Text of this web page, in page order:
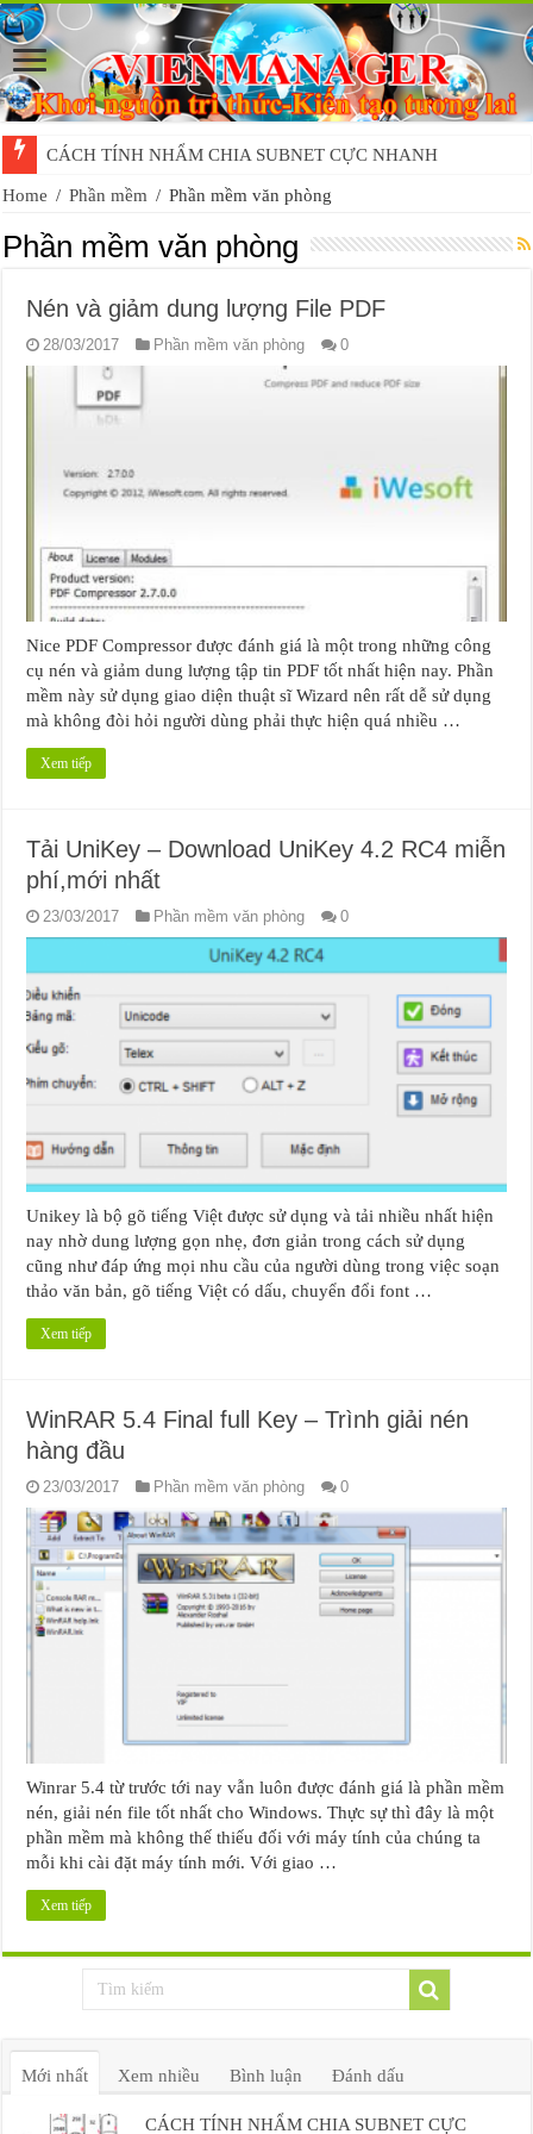
CÁCH TÍNH NHẨM CHIA SUBNET CỰC NHANH
Home / Phần mềm / Phần mềm văn phòng
Phần mềm văn phòng
Nén và giảm dung lượng File PDF
28/03/2017 Phần mềm văn phòng 0
Nice PDF Compressor được đánh giá là một trong những công
cụ nén và giảm dung lượng tập tin PDF tốt nhất hiện nay. Phần
mềm này sử dụng giao diện thuật sĩ Wizard nên rất dễ sử dụng
mà không đòi hỏi người dùng phải thực hiện quá nhiều …
Xem tiếp
Tải UniKey – Download UniKey 4.2 RC4 miễn
phí,mới nhất
23/03/2017 Phần mềm văn phòng 0
Unikey là bộ gõ tiếng Việt được sử dụng và tải nhiều nhất hiện
nay nhờ dung lượng gọn nhẹ, đơn giản trong cách sử dụng
cũng như đáp ứng mọi nhu cầu của người dùng trong việc soạn
thảo văn bản, gõ tiếng Việt có dấu, chuyển đổi font …
Xem tiếp
WinRAR 5.4 Final full Key – Trình giải nén
hàng đầu
23/03/2017 Phần mềm văn phòng 0
Winrar 5.4 từ trước tới nay vẫn luôn được đánh giá là phần mềm
nén, giải nén file tốt nhất cho Windows. Thực sự thì đây là một
phần mềm mà không thế thiếu đối với máy tính của chúng ta
mỗi khi cài đặt máy tính mới. Với giao …
Xem tiếp
Mới nhất Xem nhiều Bình luận Đánh dấu
CÁCH TÍNH NHẨM CHIA SUBNET CỰC